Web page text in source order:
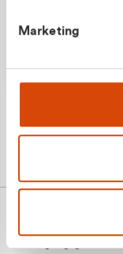
Marketing